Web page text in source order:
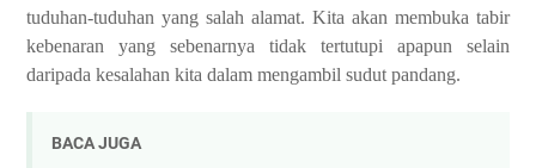
tuduhan-tuduhan yang salah alamat. Kita akan membuka tabir
kebenaran yang sebenarnya tidak tertutupi apapun selain
daripada kesalahan kita dalam mengambil sudut pandang.
BACA JUGA